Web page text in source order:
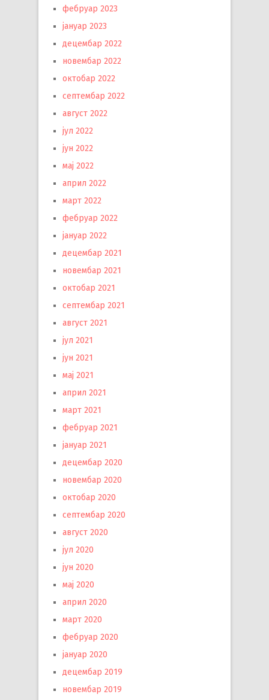
фебруар 2023
јануар 2023
децембар 2022
новембар 2022
октобар 2022
септембар 2022
август 2022
јул 2022
јун 2022
мај 2022
април 2022
март 2022
фебруар 2022
јануар 2022
децембар 2021
новембар 2021
октобар 2021
септембар 2021
август 2021
јул 2021
јун 2021
мај 2021
април 2021
март 2021
фебруар 2021
јануар 2021
децембар 2020
новембар 2020
октобар 2020
септембар 2020
август 2020
јул 2020
јун 2020
мај 2020
април 2020
март 2020
фебруар 2020
јануар 2020
децембар 2019
новембар 2019